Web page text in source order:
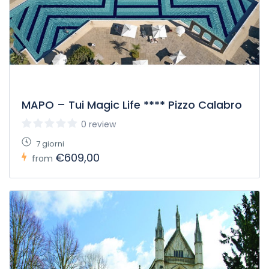
diving interno al resort.
MAPO – Tui Magic Life **** Pizzo Calabro
0 review
7 giorni
from €609,00